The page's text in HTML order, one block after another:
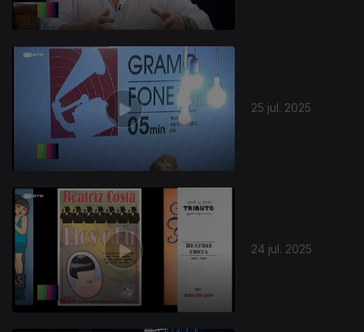
25 jul. 2025
24 jul. 2025